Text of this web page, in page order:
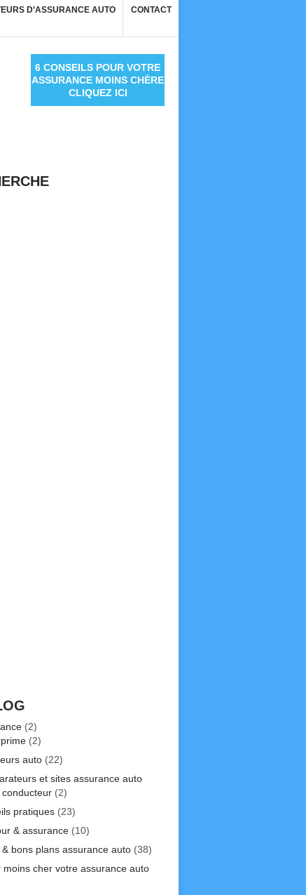
D’ASSURANCE AUTO CONTACT
6 CONSEILS POUR VOTRE
ASSURANCE MOINS CHÈRE
CLIQUEZ ICI
(2)
(2)
auto (22)
et sites assurance auto
conducteur (2)
pratiques (23)
& assurance (10)
& bons plans assurance auto (38)
moins cher votre assurance auto